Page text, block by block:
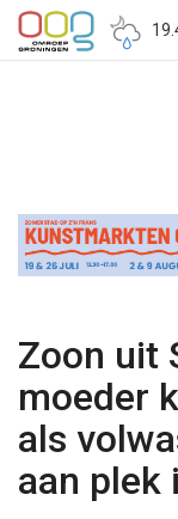
Zoon uit
moeder
als
aan plek